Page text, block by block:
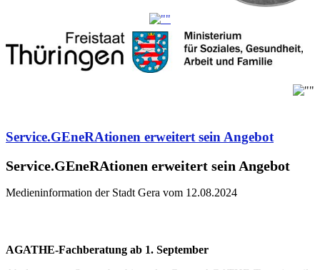
Service.GEneRAtionen erweitert sein Angebot
Service.GEneRAtionen erweitert sein Angebot
Medieninformation der Stadt Gera vom 12.08.2024
AGATHE-Fachberatung ab 1. September